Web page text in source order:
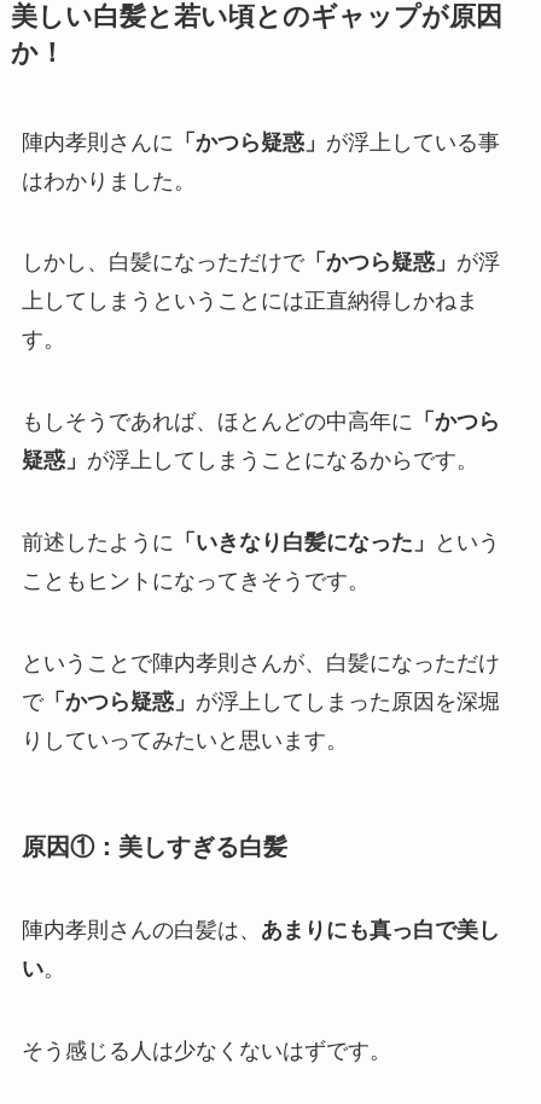
美しい白髪と若い頃とのギャップが原因
か！
陣内孝則さんに 「かつら疑惑」 が浮上している事
はわかりました。
しかし、白髪になっただけで「かつら疑惑」 が浮
上してしまうということには正直納得しかねま
す。
もしそうであれば、ほとんどの中高年に 「かつら
疑惑」 が浮上してしまうことになるからです。
前述したように 「いきなり白髪になった」
という
こともヒントになってきそうです。
ということで陣内孝則さんが、白髪になっただけ
で「かつら疑惑」 が浮上してしまった原因を深堀
りしていってみたいと思います。
原因①：美しすぎる白髪
陣内孝則さんの白髪は、 あまりにも真っ白で美し
い。
そう感じる人は少なくないはずです。